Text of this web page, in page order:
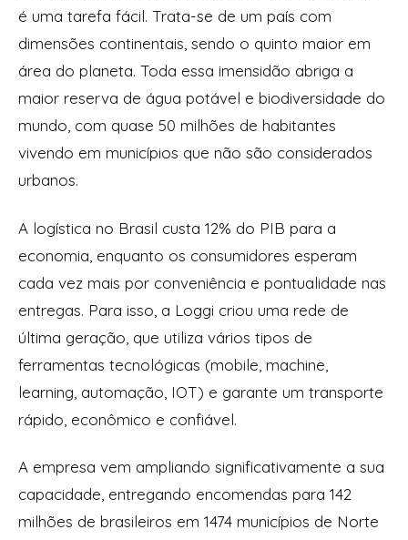
é uma tarefa fácil. Trata-se de um país com
dimensões continentais, sendo o quinto maior em
área do planeta. Toda essa imensidão abriga a
maior reserva de água potável e biodiversidade do
mundo, com quase 50 milhões de habitantes
vivendo em municípios que não são considerados
urbanos.
A logística no Brasil custa 12% do PIB para a
economia, enquanto os consumidores esperam
cada vez mais por conveniência e pontualidade nas
entregas. Para isso, a Loggi criou uma rede de
última geração, que utiliza vários tipos de
ferramentas tecnológicas (mobile, machine,
learning, automação, IOT) e garante um transporte
rápido, econômico e confiável.
A empresa vem ampliando significativamente a sua
capacidade, entregando encomendas para 142
milhões de brasileiros em 1474 municípios de Norte